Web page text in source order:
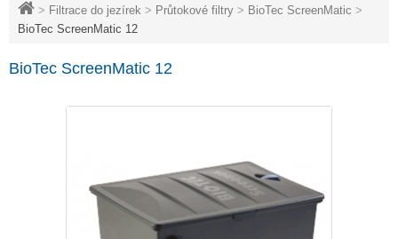
> Filtrace do jezírek > Průtokové filtry > BioTec ScreenMatic >
BioTec ScreenMatic 12
BioTec ScreenMatic 12